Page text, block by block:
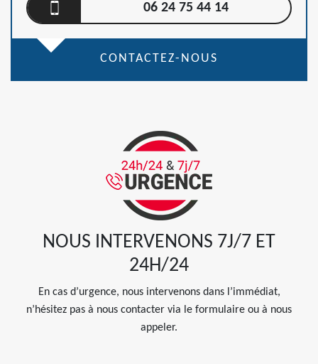
06 24 75 44 14
CONTACTEZ-NOUS
NOUS INTERVENONS 7J/7 ET
24H/24
En cas d’urgence, nous intervenons dans l’immédiat,
n’hésitez pas à nous contacter via le formulaire ou à nous
appeler.